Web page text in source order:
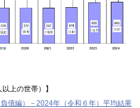
上の世帯）】
債編）－2024年（令和６年）平均結果